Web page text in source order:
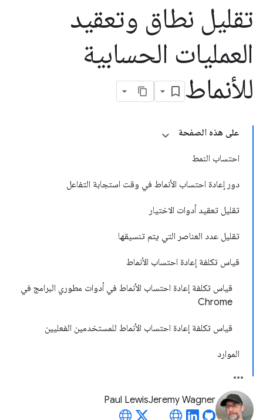
تقليل نطاق وتعقيد
العمليات الحسابية
للأنماط
على هذه الصفحة
احتساب النمط
دور إعادة احتساب الأنماط في وقت استجابة التفاعل
تقليل تعقيد أدوات الاختيار
تقليل عدد العناصر التي يتم تنسيقها
قياس تكلفة إعادة احتساب الأنماط
قياس تكلفة إعادة احتساب الأنماط في أدوات مطوري البرامج في
Chrome
قياس تكلفة إعادة احتساب الأنماط للمستخدمين الفعليين
الموارد
Jeremy Wagner
Paul Lewis